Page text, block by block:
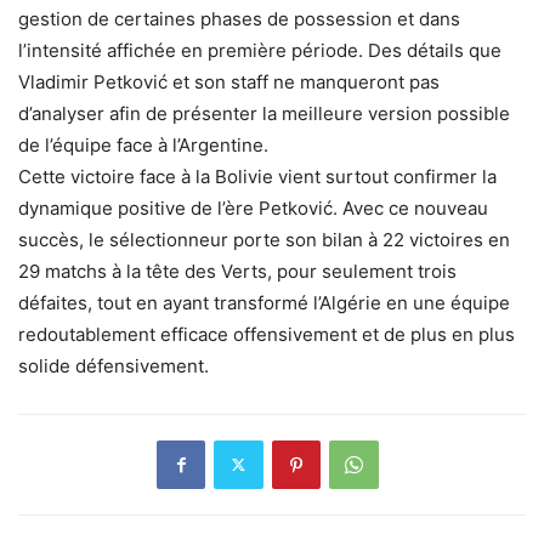
gestion de certaines phases de possession et dans
l’intensité affichée en première période. Des détails que
Vladimir Petković et son staff ne manqueront pas
d’analyser afin de présenter la meilleure version possible
de l’équipe face à l’Argentine.
Cette victoire face à la Bolivie vient surtout confirmer la
dynamique positive de l’ère Petković. Avec ce nouveau
succès, le sélectionneur porte son bilan à 22 victoires en
29 matchs à la tête des Verts, pour seulement trois
défaites, tout en ayant transformé l’Algérie en une équipe
redoutablement efficace offensivement et de plus en plus
solide défensivement.